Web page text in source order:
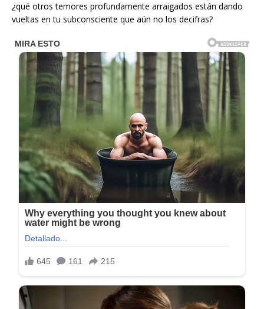
¿qué otros temores profundamente arraigados están dando
vueltas en tu subconsciente que aún no los decifras?